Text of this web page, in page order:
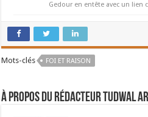
Gedour en entête avec un lien
Mots-clés FOI ET RAISON
À propos du rédacteur Tudwal